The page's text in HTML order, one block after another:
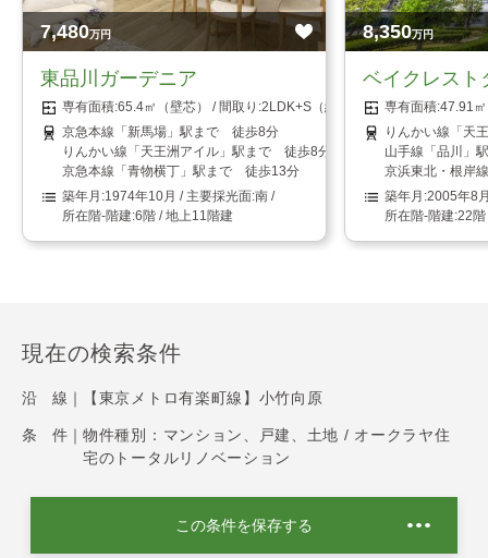
7,480万円
東品川ガーデニア
65.4㎡（壁芯）
2LDK+S（納戸）
京急本線「新馬場」駅まで 徒歩8分
りんかい線「天王洲アイル」駅まで 徒歩8分
京急本線「青物横丁」駅まで 徒歩13分
1974年10月
南
6階 / 地上11階建
8,350万円
ベイクレスト
47.91
りんかい線「天
山手線「品川」
京浜東北・根岸
2005年8
22階
現在の検索条件
沿 線｜ 【東京メトロ有楽町線】小竹向原
条 件｜ 物件種別：マンション、戸建、土地 / オークラヤ住
宅のトータルリノベーション
この条件を保存する